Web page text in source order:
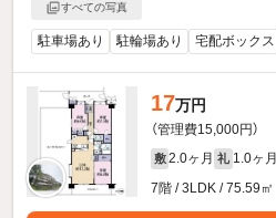
すべての写真
駐車場あり 駐輪場あり 宅配ボックス
17万円
（管理費15,000円）
敷 2.0ヶ月 礼 1.0ヶ月
7階 / 3LDK / 75.59㎡